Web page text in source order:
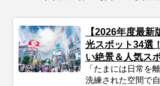
【2026年度最
光スポット34選
い絶景＆人気ス
「たまには日常を
洗練された空間で